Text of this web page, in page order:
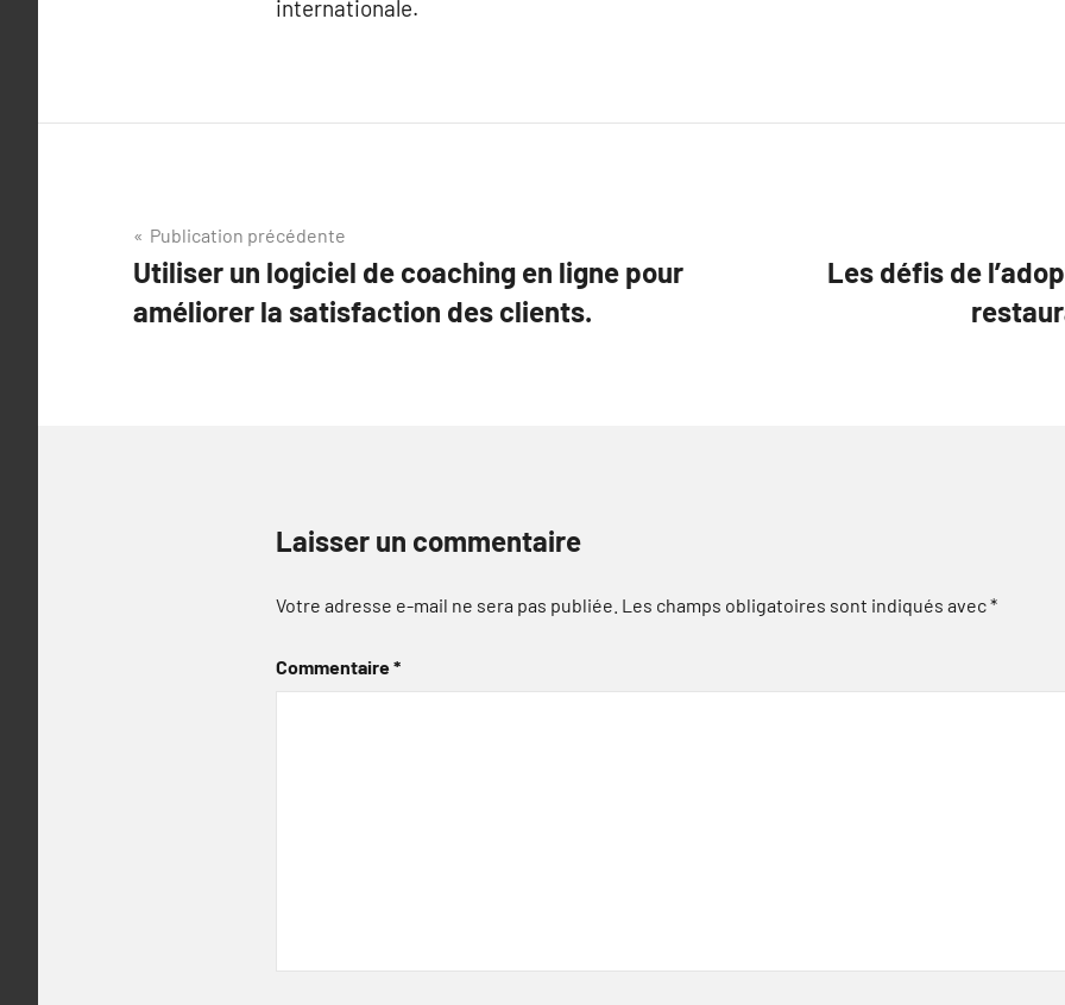
internationale.
Navigation
de
l’article
Publication précédente
Utiliser un logiciel de coaching en ligne pour
améliorer la satisfaction des clients.
Les défis de
Laisser un commentaire
Votre adresse e-mail ne sera pas publiée. Les champs obligatoires sont indiqués avec*
Commentaire*